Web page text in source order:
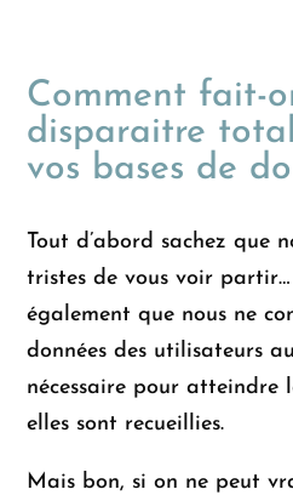
Comment fait-
disparaitre
vos bases de
Tout d’abord sachez que
tristes de vous voir
également que nous ne
données des utilisateurs
nécessaire pour atteindre
elles sont recueillies.
Mais bon, si on ne peut